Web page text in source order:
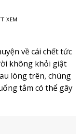
XEM
về cái chết tức
không khỏi giật
lòng trên, chúng
tắm có thể gây